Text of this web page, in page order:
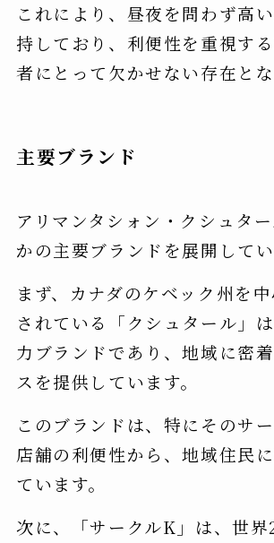
これにより、昼夜を問わず高
持しており、利便性を重視す
者にとって欠かせない存在とな
主要ブランド
アリマンタシォン・クシュタ
かの主要ブランドを展開してい
まず、カナダのケベック州を
されている「クシュタール」
力ブランドであり、地域に密
スを提供しています。
このブランドは、特にそのサ
店舗の利便性から、地域住民
ています。
次に、「サークルK」は、世